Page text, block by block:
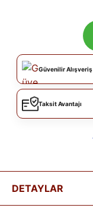
Güvenilir Alışveriş
Taksit Avantajı
DETAYLAR